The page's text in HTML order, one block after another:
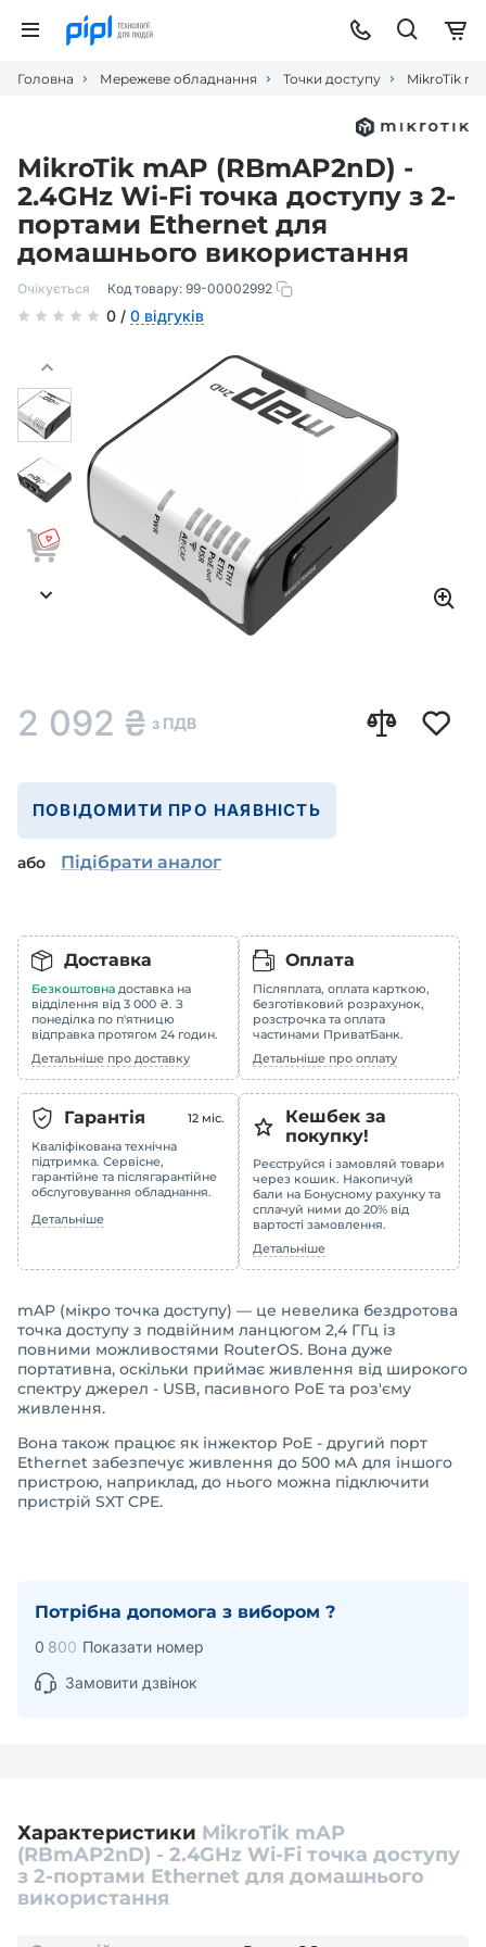
Головна Мережеве обладнання Точки доступу MikroTik
MikroTik mAP (RBmAP2nD) -
2.4GHz Wi-Fi точка доступу з 2-
портами Ethernet для
домашнього використання
Очікується Код товару: 99-00002992
0 / 0 відгуків
2 092 ₴ з ПДВ
ПОВІДОМИТИ ПРО НАЯВНІСТЬ
або Підібрати аналог
Доставка
Безкоштовна доставка на
відділення від 3 000 ₴. З
понеділка по п'ятницю
відправка протягом 24 годин.
Детальніше про доставку
Оплата
Післяплата, оплата карткою,
безготівковий розрахунок,
розстрочка та оплата
частинами ПриватБанк.
Детальніше про оплату
Гарантія 12 міс.
Кваліфікована технічна
підтримка. Сервісне,
гарантійне та післягарантійне
обслуговування обладнання.
Детальніше
Кешбек за
покупку!
Реєструйся і замовляй товари
через кошик. Накопичуй
бали на Бонусному рахунку та
сплачуй ними до 20% від
вартості замовлення.
Детальніше
mAP (мікро точка доступу) — це невелика бездротова
точка доступу з подвійним ланцюгом 2,4 ГГц із
повними можливостями RouterOS. Вона дуже
портативна, оскільки приймає живлення від широкого
спектру джерел - USB, пасивного PoE та роз'єму
живлення.
Вона також працює як інжектор PoE - другий порт
Ethernet забезпечує живлення до 500 мА для іншого
пристрою, наприклад, до нього можна підключити
пристрій SXT CPE.
Потрібна допомога з вибором ?
0 800 Показати номер
Замовити дзвінок
Характеристики MikroTik mAP
(RBmAP2nD) - 2.4GHz Wi-Fi точка доступу
з 2-портами Ethernet для домашнього
використання